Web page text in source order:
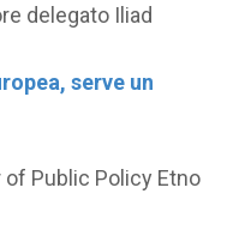
delegato Iliad
serve un
of Public Policy Etno